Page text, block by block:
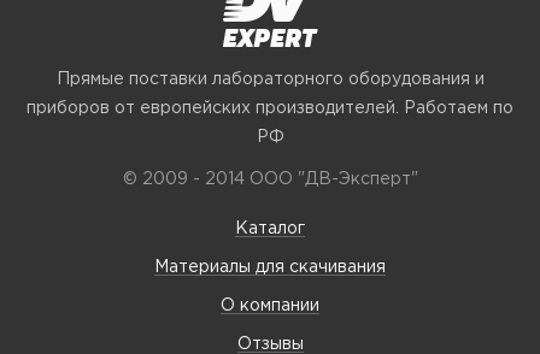
Прямые поставки лабораторного оборудования и
приборов от европейских производителей. Работаем по
РФ
© 2009 - 2014 ООО "ДВ-Эксперт"
Каталог
Материалы для скачивания
О компании
Отзывы